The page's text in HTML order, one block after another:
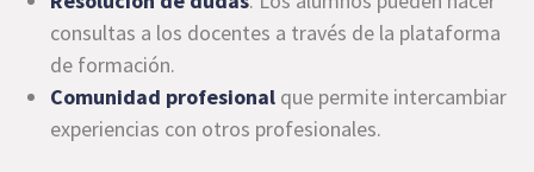
consultas a los docentes a través de la plataforma
de formación.
Comunidad profesional que permite intercambiar
experiencias con otros profesionales.